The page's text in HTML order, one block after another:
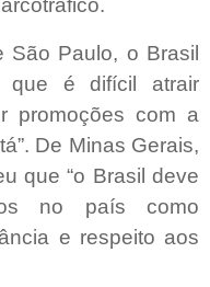
São Paulo, o Brasil
que é difícil atrair
promoções com a
De Minas Gerais,
que “o Brasil deve
no país como
e respeito aos